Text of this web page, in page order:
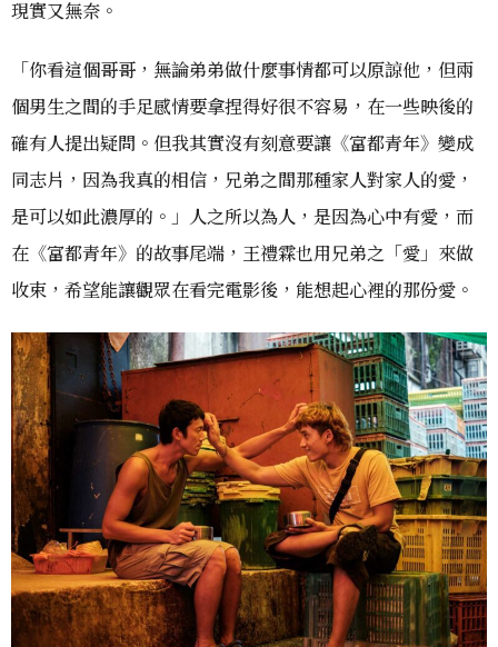
現實又無奈。
「你看這個哥哥，無論弟弟做什麼事情都可以原諒他，但兩
個男生之間的手足感情要拿捏得好很不容易，在一些映後的
確有人提出疑問。但我其實沒有刻意要讓《富都青年》變成
同志片，因為我真的相信，兄弟之間那種家人對家人的愛，
是可以如此濃厚的。」人之所以為人，是因為心中有愛，而
在《富都青年》的故事尾端，王禮霖也用兄弟之「愛」來做
收束，希望能讓觀眾在看完電影後，能想起心裡的那份愛。